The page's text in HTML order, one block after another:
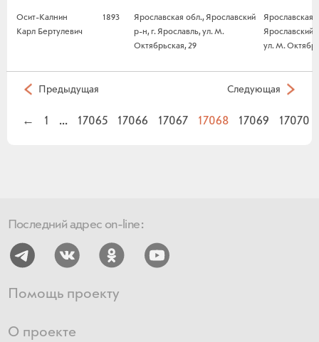
Осит-Калнин
Карл Бертулевич
1893
Ярославская обл., Ярославский
р-н, г. Ярославль, ул. М.
Октябрьская, 29
Ярославская
Ярославский
ул. М.
Предыдущая Следующая
← 1 ... 17065 17066 17067 17068 17069 17070
Последний адрес on-line:
Помощь проекту
О проекте